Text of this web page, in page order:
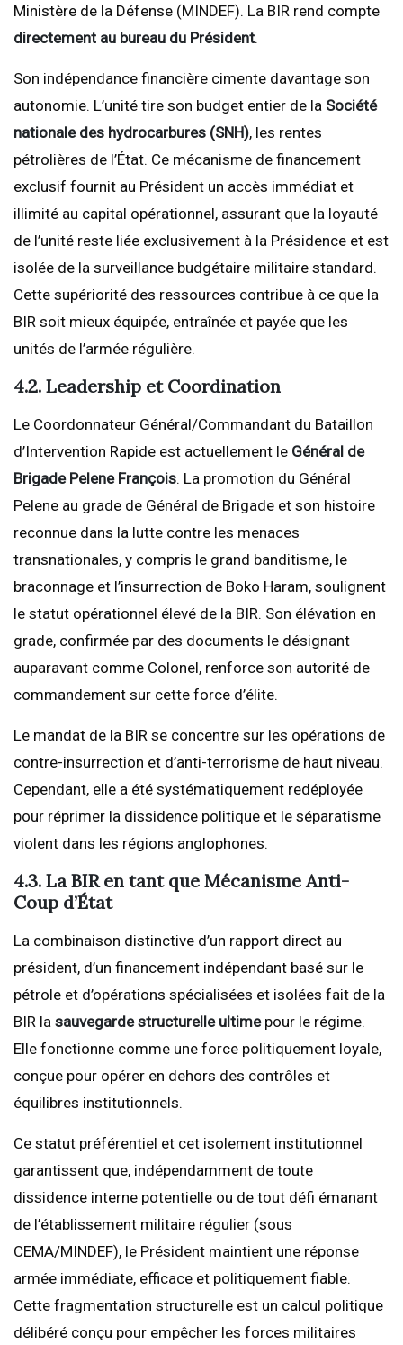
Ministère de la Défense (MINDEF). La BIR rend compte
directement au bureau du Président.
Son indépendance financière cimente davantage son
autonomie. L’unité tire son budget entier de la Société
nationale des hydrocarbures (SNH), les rentes
pétrolières de l’État. Ce mécanisme de financement
exclusif fournit au Président un accès immédiat et
illimité au capital opérationnel, assurant que la loyauté
de l’unité reste liée exclusivement à la Présidence et est
isolée de la surveillance budgétaire militaire standard.
Cette supériorité des ressources contribue à ce que la
BIR soit mieux équipée, entraînée et payée que les
unités de l’armée régulière.
4.2. Leadership et Coordination
Le Coordonnateur Général/Commandant du Bataillon
d’Intervention Rapide est actuellement le Général de
Brigade Pelene François. La promotion du Général
Pelene au grade de Général de Brigade et son histoire
reconnue dans la lutte contre les menaces
transnationales, y compris le grand banditisme, le
braconnage et l’insurrection de Boko Haram, soulignent
le statut opérationnel élevé de la BIR. Son élévation en
grade, confirmée par des documents le désignant
auparavant comme Colonel, renforce son autorité de
commandement sur cette force d’élite.
Le mandat de la BIR se concentre sur les opérations de
contre-insurrection et d’anti-terrorisme de haut niveau.
Cependant, elle a été systématiquement redéployée
pour réprimer la dissidence politique et le séparatisme
violent dans les régions anglophones.
4.3. La BIR en tant que Mécanisme Anti-
Coup d’État
La combinaison distinctive d’un rapport direct au
président, d’un financement indépendant basé sur le
pétrole et d’opérations spécialisées et isolées fait de la
BIR la sauvegarde structurelle ultimepour le régime.
Elle fonctionne comme une force politiquement loyale,
conçue pour opérer en dehors des contrôles et
équilibres institutionnels.
Ce statut préférentiel et cet isolement institutionnel
garantissent que, indépendamment de toute
dissidence interne potentielle ou de tout défi émanant
de l’établissement militaire régulier (sous
CEMA/MINDEF), le Président maintient une réponse
armée immédiate, efficace et politiquement fiable.
Cette fragmentation structurelle est un calcul politique
délibéré conçu pour empêcher les forces militaires